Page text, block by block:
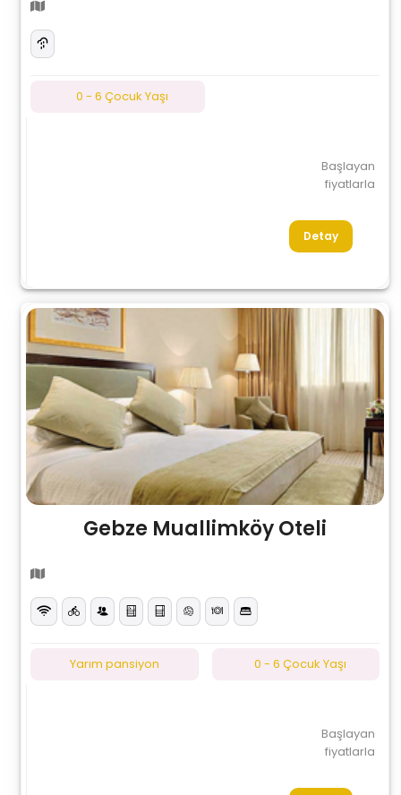
0 - 6 Çocuk Yaşı
Başlayan
fiyatlarla
Detay
Gebze Muallimköy Oteli
Yarım pansiyon 0 - 6 Çocuk Yaşı
Başlayan
fiyatlarla